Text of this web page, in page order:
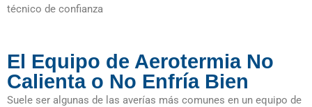
técnico de confianza
El Equipo de Aerotermia No
Calienta o No Enfría Bien
Suele ser algunas de las averías más comunes en un equipo de